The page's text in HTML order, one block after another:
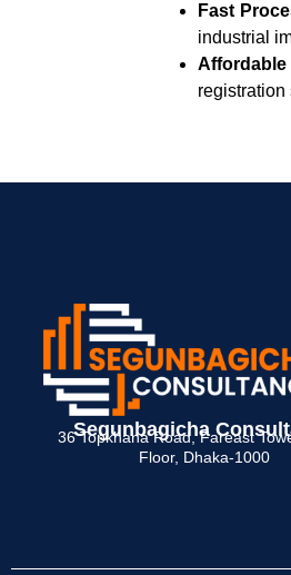
Fast
industrial
registration
Segunbagicha
36 Topkhana Road, Fareast
Floor, Dhaka-1000
কী?
জন্য সম্পূর্ণ গাইড
> মেম্বারশিপ
Read More